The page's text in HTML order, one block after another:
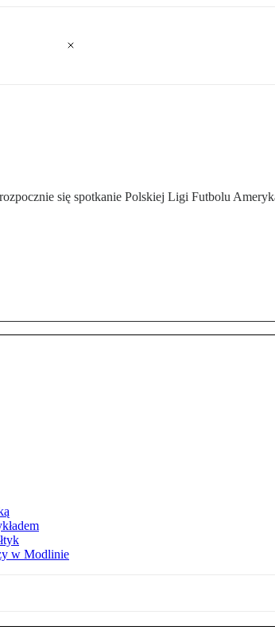
się spotkanie Polskiej Ligi Futbolu
w Modlinie